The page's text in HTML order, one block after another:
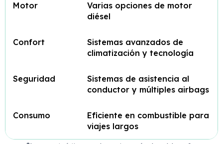
Motor
Varias opciones de motor
diésel
Confort
Sistemas avanzados de
climatización y tecnología
Seguridad
Sistemas de asistencia al
conductor y múltiples airbags
Consumo
Eficiente en combustible para
viajes largos